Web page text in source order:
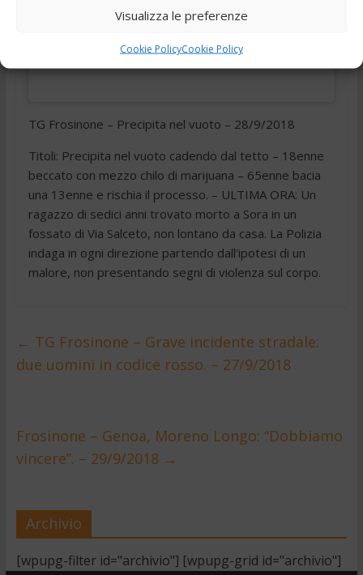
Visualizza le preferenze
Cookie PolicyCookie Policy
TG Frosinone – Precipita nel vuoto – 28/9/2018
Titoli: Precipita nel vuoto cadendo dal tetto – 18enne
beccato con mezzo chilo di marijuana – 65enne bacia
una 13enne e rischia il processo. – ULTIMA ORA: Un
ragazzo di sedici anni trovato morto a Sora in un
fossato di Via Salceto, non lontano da casa. La Polizia
indaga in ogni direzione partendo dall’ipotesi di un
malore, non presentando segni di violenza sul corpo.
← TG Frosinone – Grave incidente stradale:
due uomini in codice rosso. – 27/9/2018
Frosinone – Genoa, Moreno Longo: “Dobbiamo
vincere”. – 29/9/2018 →
Archivio
[wpupg-filter id="archivio"] [wpupg-grid id="archivio"]